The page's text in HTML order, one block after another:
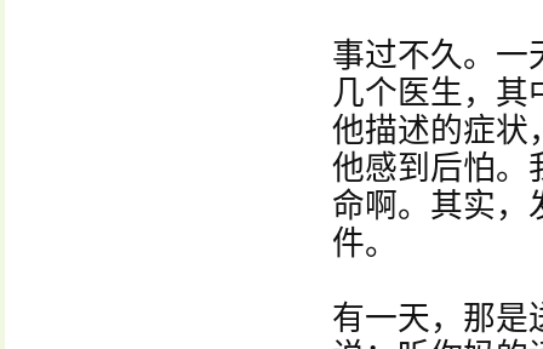
事过不久。一
几个医生，其
他描述的症状
他感到后怕。
命啊。其实，
件。
有一天，那是